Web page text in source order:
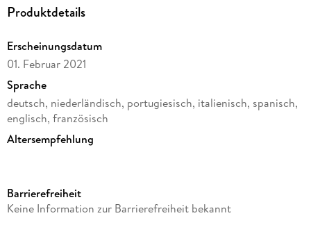
Produktdetails
Erscheinungsdatum
01. Februar 2021
Sprache
deutsch, niederländisch, portugiesisch, italienisch, spanisch,
englisch, französisch
Altersempfehlung
3D Puzzles (Ravensburger)
Verlag/Hersteller
Barrierefreiheit
Keine Information zur Barrierefreiheit bekannt